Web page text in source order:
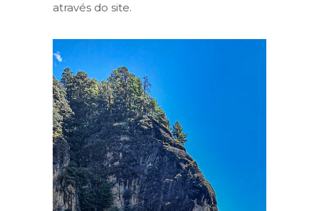
através do site.